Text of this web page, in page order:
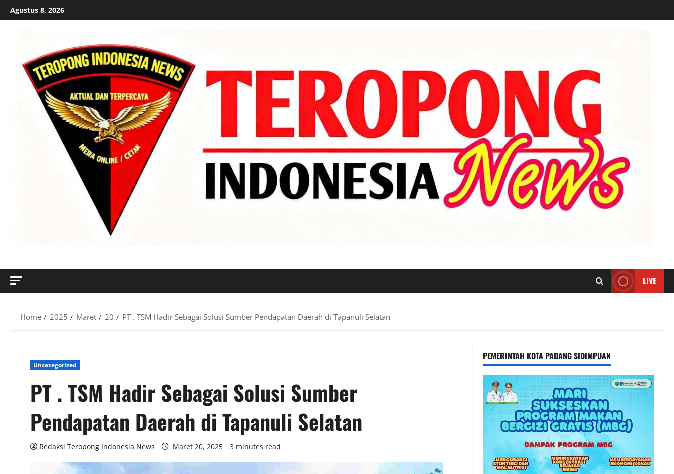
Skip
to
Agustus 8, 2026
LIVE
Home 2025 Maret 20 PT . TSM Hadir Sebagai Solusi Sumber Pendapatan Daerah di Tapanuli Selatan
Uncategorized
PT . TSM Hadir Sebagai Solusi Sumber
Pendapatan Daerah di Tapanuli Selatan
Redaksi Teropong Indonesia News Maret 20, 2025 3 minutes read
PEMERINTAH KOTA PADANG SIDIMPUAN